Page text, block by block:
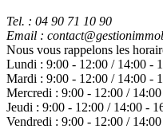
Tel. : 04 90 71 10 90
Email :
Nous vous rappelons les
Lundi : 9:00 - 12:00 / 14:00 -
Mardi : 9:00 - 12:00 / 14:00 -
Mercredi : 9:00 - 12:00 / 14:00
Jeudi : 9:00 - 12:00 / 14:00 -
Vendredi : 9:00 - 12:00 / 14:00